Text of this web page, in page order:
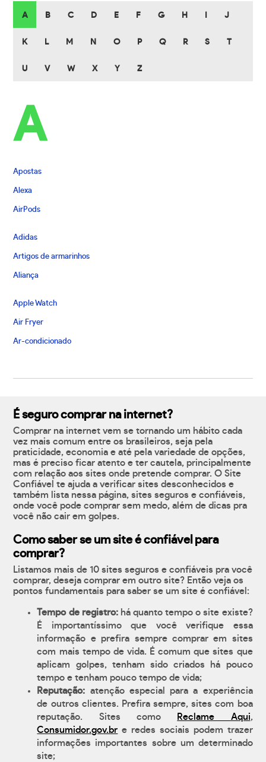
A B C D E F G H J
K L M N O P Q R S T
U V W X Y Z
A
Apostas
Alexa
AirPods
Adidas
Artigos de armarinhos
Aliança
Apple Watch
Air Fryer
Ar-condicionado
É seguro comprar na internet?
Comprar na internet vem se tornando um hábito cada
vez mais comum entre os brasileiros, seja pela
praticidade, economia e até pela variedade de opções,
mas é preciso ficar atento e ter cautela, principalmente
com relação aos sites onde pretende comprar. O Site
Confiável te ajuda a verificar sites desconhecidos e
também lista nessa página, sites seguros e confiáveis,
onde você pode comprar sem medo, além de dicas pra
você não cair em golpes.
Como saber se um site é confiável para
comprar?
Listamos mais de 10 sites seguros e confiáveis pra você
comprar, deseja comprar em outro site? Então veja os
pontos fundamentais para saber se um site é confiável:
Tempo de registro:há quanto tempo o site existe?
É importantíssimo que você verifique essa
informação e prefira sempre comprar em sites
com mais tempo de vida. É comum que sites que
aplicam golpes, tenham sido criados há pouco
tempo e tenham pouco tempo de vida;
Reputação: atenção especial para a experiência
de outros clientes. Prefira sempre, sites com boa
reputação. Sites como
Reclame Aqui,
Consumidor.gov.br e redes sociais podem trazer
informações importantes sobre um determinado
site;